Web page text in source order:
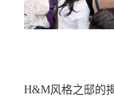
H&M风格之邸的